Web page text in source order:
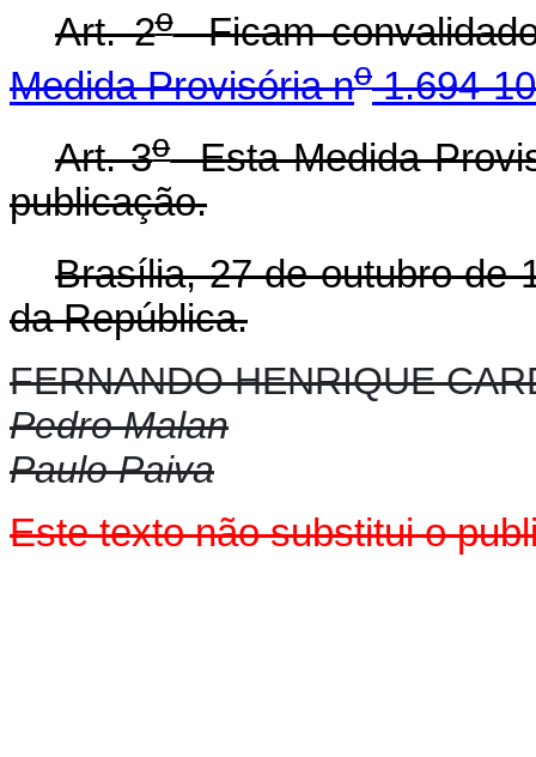
Art. 2oFicam
Medida Provisória no1.694-
Art. 3oEsta Medida
publicação.
Brasília, 27 de outubro de
da República.
FERNANDO HENRIQUE
Pedro Malan
Paulo Paiva
Este texto não substitui o